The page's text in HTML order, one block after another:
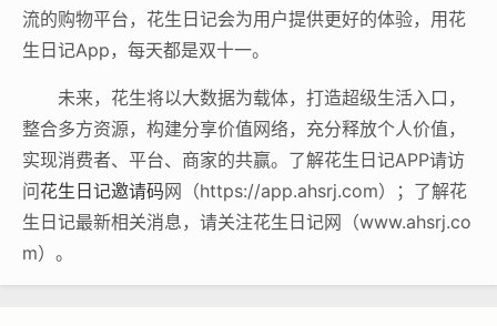
流的购物平台，花生日记会为用户提供更好的体验，用花
生日记App，每天都是双十一。
未来，花生将以大数据为载体，打造超级生活入口，
整合多方资源，构建分享价值网络，充分释放个人价值，
实现消费者、平台、商家的共赢。了解花生日记APP请访
问花生日记邀请码网（https://app.ahsrj.com）；了解花
生日记最新相关消息，请关注花生日记网（www.ahsrj.co
m）。